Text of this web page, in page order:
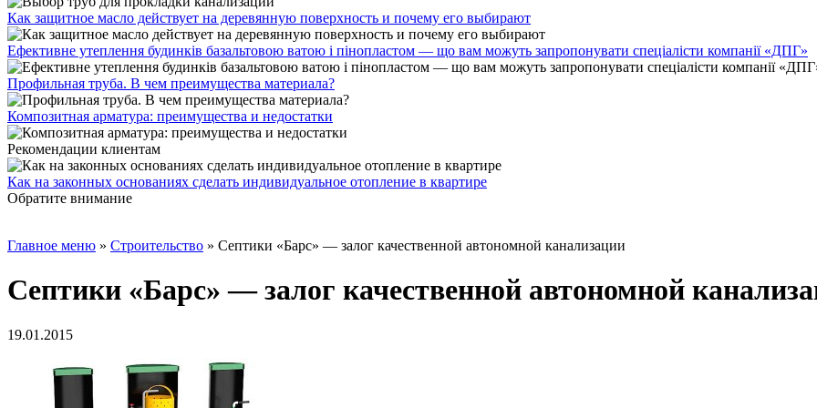
Как защитное масло действует на деревянную поверхность и почему его выбирают
Ефективне утеплення будинків базальтовою ватою і пінопластом — що вам можуть запропонувати спеціалісти компанії «ДПГ»
Профильная труба. В чем преимущества материала?
Композитная арматура: преимущества и недостатки
Рекомендации клиентам
Как на законных основаниях сделать индивидуальное отопление в квартире
Обратите внимание
Главное меню » Строительство » Септики «Барс» — залог качественной автономной канализации
Септики «Барс» — залог качественной автономной
19.01.2015